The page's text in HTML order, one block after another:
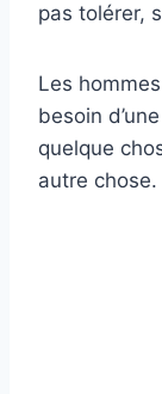
pas tolérer,
Les
besoin
quelque
autre chose.